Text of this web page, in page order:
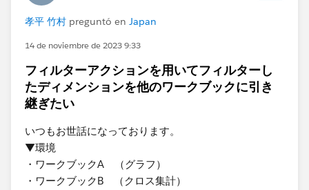
孝平 竹村 preguntó en Japan
14 de noviembre de 2023 9:33
フィルターアクションを用いてフィルターし
たディメンションを他のワークブックに引き
継ぎたい
いつもお世話になっております。
▼環境
・ワークブックA （グラフ）
・ワークブックB （クロス集計）